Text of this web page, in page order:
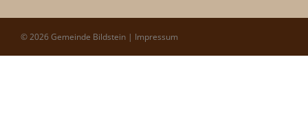
© 2026 Gemeinde Bildstein | Impressum